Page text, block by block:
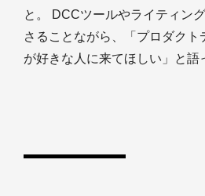
と。 DCCツールやライティン
さることながら、「プロダクト
が好きな人に来てほしい」と語